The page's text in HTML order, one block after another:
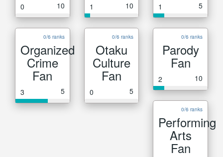
0 10 1 10 1 5
0/6 ranks
Organized
Crime
Fan
3 5
0/6 ranks
Otaku
Culture
Fan
0 5
0/6 ranks
Parody
Fan
2 10
0/6 ranks
Performing
Arts
Fan